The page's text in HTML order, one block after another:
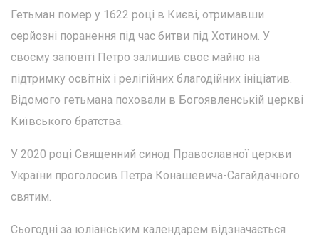
Гетьман помер у 1622 році в Києві, отримавши
серйозні поранення під час битви під Хотином. У
своєму заповіті Петро залишив своє майно на
підтримку освітніх і релігійних благодійних ініціатив.
Відомого гетьмана поховали в Богоявленській церкві
Київського братства.
У 2020 році Священний синод Православної церкви
України проголосив Петра Конашевича-Сагайдачного
святим.
Сьогодні за юліанським календарем відзначається